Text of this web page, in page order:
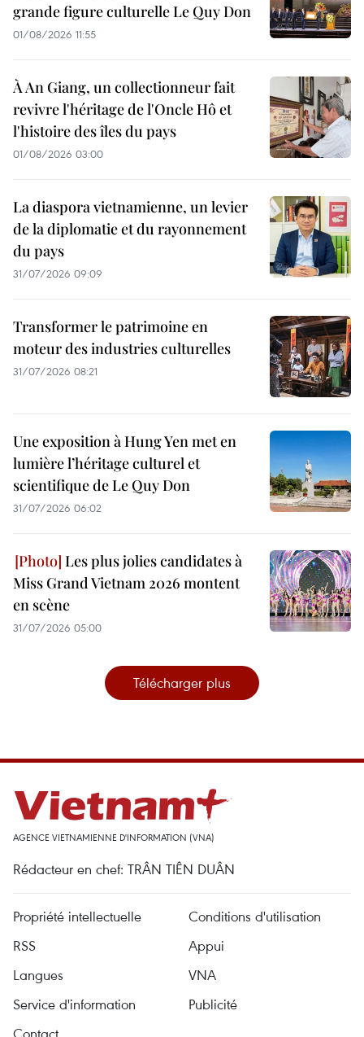
grande figure culturelle Le Quy Don
01/08/2026 11:55
À An Giang, un collectionneur fait
revivre l'héritage de l'Oncle Hô et
l'histoire des îles du pays
01/08/2026 03:00
La diaspora vietnamienne, un levier
de la diplomatie et du rayonnement
du pays
31/07/2026 09:09
Transformer le patrimoine en
moteur des industries culturelles
31/07/2026 08:21
Une exposition à Hung Yen met en
lumière l’héritage culturel et
scientifique de Le Quy Don
31/07/2026 06:02
Les plus jolies candidates à
Miss Grand Vietnam 2026 montent
en scène
31/07/2026 05:00
Télécharger plus
AGENCE VIETNAMIENNE D'INFORMATION (VNA)
Rédacteur en chef: TRÂN TIÊN DUÂN
Propriété intellectuelle
Conditions d'utilisation
RSS
Appui
Langues
VNA
Service d'information
Publicité